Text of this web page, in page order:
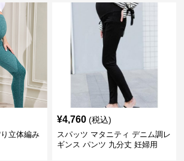
立体編み
¥4,760 (税込)
スパッツ マタニティ デニム調レ
ギンス パンツ 九分丈 妊婦用